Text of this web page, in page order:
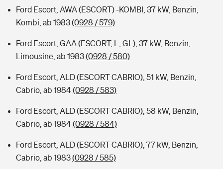
Ford Escort, AWA (ESCORT) -KOMBI, 37 kW, Benzin,
Kombi, ab 1983(0928 / 579)
Ford Escort, GAA (ESCORT, L, GL), 37 kW, Benzin,
Limousine, ab 1983(0928 / 580)
Ford Escort, ALD (ESCORT CABRIO), 51 kW, Benzin,
Cabrio, ab 1984(0928 / 583)
Ford Escort, ALD (ESCORT CABRIO), 58 kW, Benzin,
Cabrio, ab 1984(0928 / 584)
Ford Escort, ALD (ESCORT CABRIO), 77 kW, Benzin,
Cabrio, ab 1983(0928 / 585)